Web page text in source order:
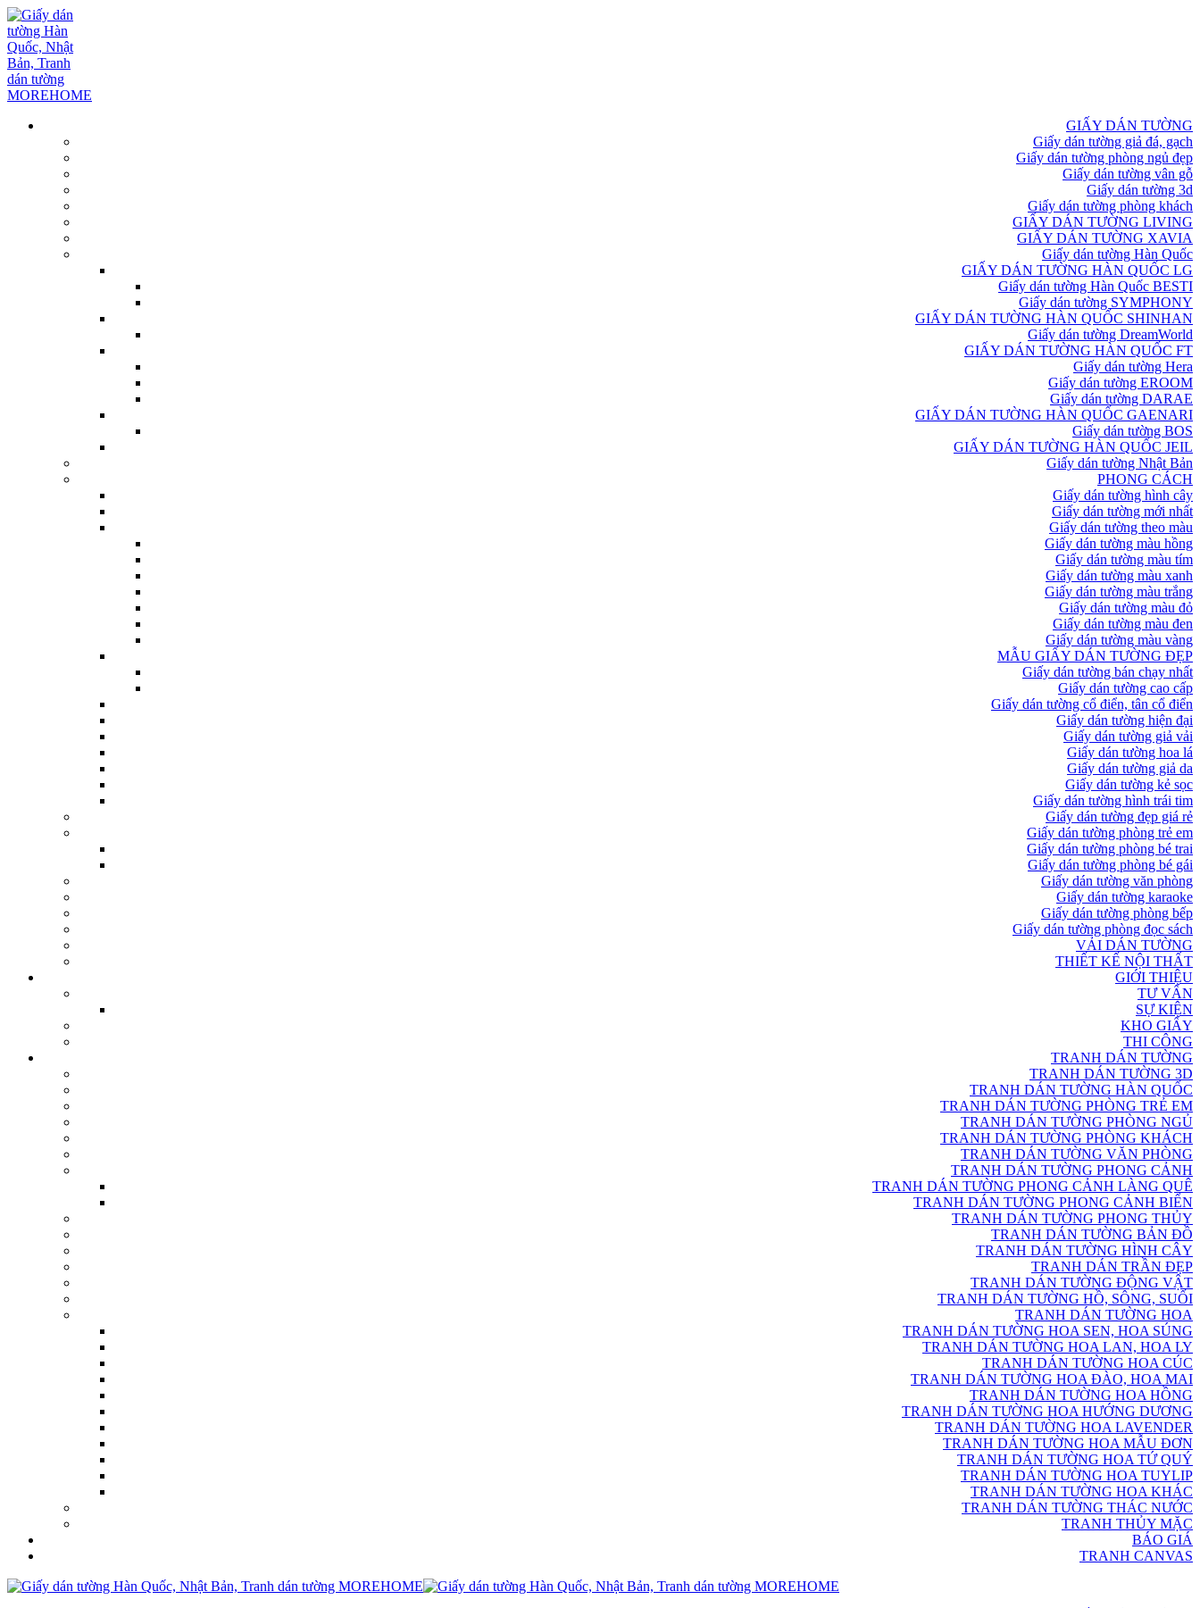
GIẤY DÁN TƯỜNG
Giấy dán tường giả đá, gạch
Giấy dán tường phòng ngủ đẹp
Giấy dán tường vân gỗ
Giấy dán tường 3d
Giấy dán tường phòng khách
GIẤY DÁN TƯỜNG LIVING
GIẤY DÁN TƯỜNG XAVIA
Giấy dán tường Hàn Quốc
GIẤY DÁN TƯỜNG HÀN QUỐC LG
Giấy dán tường Hàn Quốc BESTI
Giấy dán tường SYMPHONY
GIẤY DÁN TƯỜNG HÀN QUỐC SHINHAN
Giấy dán tường DreamWorld
GIẤY DÁN TƯỜNG HÀN QUỐC FT
Giấy dán tường Hera
Giấy dán tường EROOM
Giấy dán tường DARAE
GIẤY DÁN TƯỜNG HÀN QUỐC GAENARI
Giấy dán tường BOS
GIẤY DÁN TƯỜNG HÀN QUỐC JEIL
Giấy dán tường Nhật Bản
PHONG CÁCH
Giấy dán tường hình cây
Giấy dán tường mới nhất
Giấy dán tường theo màu
Giấy dán tường màu hồng
Giấy dán tường màu tím
Giấy dán tường màu xanh
Giấy dán tường màu trắng
Giấy dán tường màu đỏ
Giấy dán tường màu đen
Giấy dán tường màu vàng
MẪU GIẤY DÁN TƯỜNG ĐẸP
Giấy dán tường bán chạy nhất
Giấy dán tường cao cấp
Giấy dán tường cổ điển, tân cổ điển
Giấy dán tường hiện đại
Giấy dán tường giả vải
Giấy dán tường hoa lá
Giấy dán tường giả da
Giấy dán tường kẻ sọc
Giấy dán tường hình trái tim
Giấy dán tường đẹp giá rẻ
Giấy dán tường phòng trẻ em
Giấy dán tường phòng bé trai
Giấy dán tường phòng bé gái
Giấy dán tường văn phòng
Giấy dán tường karaoke
Giấy dán tường phòng bếp
Giấy dán tường phòng đọc sách
VẢI DÁN TƯỜNG
THIẾT KẾ NỘI THẤT
GIỚI THIỆU
TƯ VẤN
SỰ KIỆN
KHO GIẤY
THI CÔNG
TRANH DÁN TƯỜNG
TRANH DÁN TƯỜNG 3D
TRANH DÁN TƯỜNG HÀN QUỐC
TRANH DÁN TƯỜNG PHÒNG TRẺ EM
TRANH DÁN TƯỜNG PHÒNG NGỦ
TRANH DÁN TƯỜNG PHÒNG KHÁCH
TRANH DÁN TƯỜNG VĂN PHÒNG
TRANH DÁN TƯỜNG PHONG CẢNH
TRANH DÁN TƯỜNG PHONG CẢNH LÀNG QUÊ
TRANH DÁN TƯỜNG PHONG CẢNH BIỂN
TRANH DÁN TƯỜNG PHONG THỦY
TRANH DÁN TƯỜNG BẢN ĐỒ
TRANH DÁN TƯỜNG HÌNH CÂY
TRANH DÁN TRẦN ĐẸP
TRANH DÁN TƯỜNG ĐỘNG VẬT
TRANH DÁN TƯỜNG HỒ, SÔNG, SUỐI
TRANH DÁN TƯỜNG HOA
TRANH DÁN TƯỜNG HOA SEN, HOA SÚNG
TRANH DÁN TƯỜNG HOA LAN, HOA LY
TRANH DÁN TƯỜNG HOA CÚC
TRANH DÁN TƯỜNG HOA ĐÀO, HOA MAI
TRANH DÁN TƯỜNG HOA HỒNG
TRANH DÁN TƯỜNG HOA HƯỚNG DƯƠNG
TRANH DÁN TƯỜNG HOA LAVENDER
TRANH DÁN TƯỜNG HOA MẪU ĐƠN
TRANH DÁN TƯỜNG HOA TỨ QUÝ
TRANH DÁN TƯỜNG HOA TUYLIP
TRANH DÁN TƯỜNG HOA KHÁC
TRANH DÁN TƯỜNG THÁC NƯỚC
TRANH THỦY MẶC
BÁO GIÁ
TRANH CANVAS